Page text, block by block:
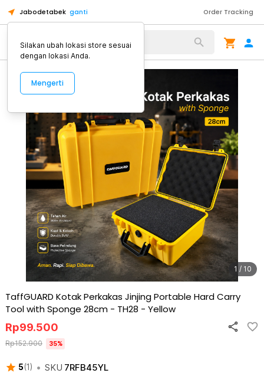
Jabodetabek ganti Order Tracking
Alat Kopi
1 / 10
TaffGUARD Kotak Perkakas Jinjing Portable Hard Carry
Tool with Sponge 28cm - TH28 - Yellow
5(1 ) • SKU 7RFB45YL
Rp99.500
Rp152.900 35%
Silakan ubah lokasi store sesuai
dengan lokasi Anda.
Mengerti